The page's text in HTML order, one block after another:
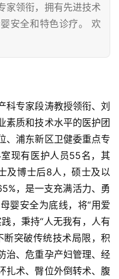
家领衔，拥有先进技术
安全和特色诊疗。 欢
科专家段涛教授领衔、刘
素质和技术水平的医护团
、浦东新区卫健委重点专
现有医护人员55名，其
及博士后8人，硕士及以
，是一支充满活力、勇
婴安全为底线，将“用爱
，秉持“人无我有，人有
断突破传统技术局限，积
治、危重孕产妇管理、经
扎术、臀位外倒转术、腹